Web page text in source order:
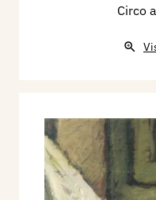
Mostre personali e
1944 - Mantova,
1946 - Roma,
1950 - Verona,
1954 - Andalo (TN),
1959 - Mantova,
Circo